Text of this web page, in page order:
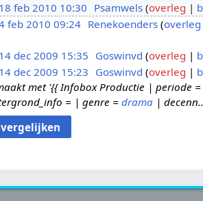
18 feb 2010 10:30 Psamwels overleg
feb 2010 09:24 Renekoenders overleg
14 dec 2009 15:35 Goswinvd overleg
14 dec 2009 15:23 Goswinvd overleg
met '{{ Infobox Productie | periode
= | genre = drama|